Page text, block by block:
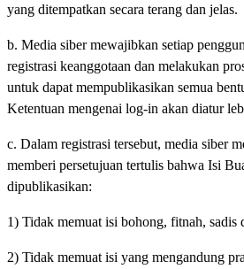
yang ditempatkan secara terang dan jelas.
b. Media siber mewajibkan setiap
registrasi keanggotaan dan melakukan
untuk dapat mempublikasikan semua
Ketentuan mengenai log-in akan diatur
c. Dalam registrasi tersebut, media siber
memberi persetujuan tertulis bahwa Isi
dipublikasikan:
1) Tidak memuat isi bohong, fitnah, sadis
2) Tidak memuat isi yang mengandung